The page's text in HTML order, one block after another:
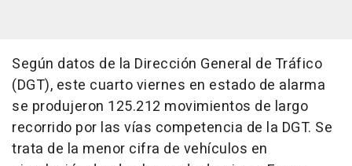
Según datos de la Dirección General de Tráfico
(DGT), este cuarto viernes en estado de alarma
se produjeron 125.212 movimientos de largo
recorrido por las vías competencia de la DGT. Se
trata de la menor cifra de vehículos en